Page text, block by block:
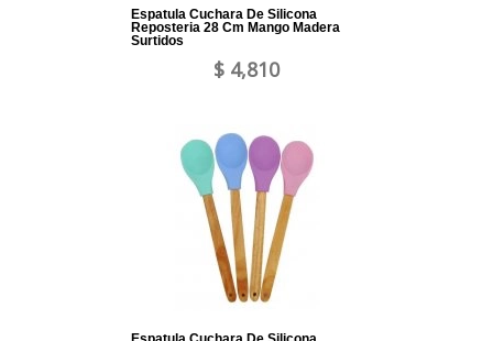
Espatula Cuchara De Silicona
Reposteria 28 Cm Mango Madera
Surtidos
$ 4,810